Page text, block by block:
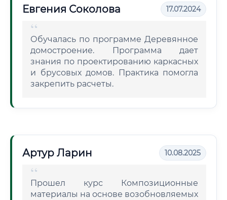
Евгения Соколова 17.07.2024
Обучалась по программе Деревянное
домостроение. Программа дает
знания по проектированию каркасных
и брусовых домов. Практика помогла
закрепить расчеты.
Артур Ларин 10.08.2025
Прошел курс Композиционные
материалы на основе возобновляемых